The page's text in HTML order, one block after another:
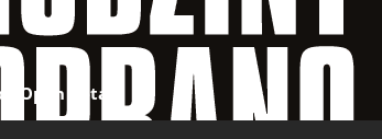
Open Beta